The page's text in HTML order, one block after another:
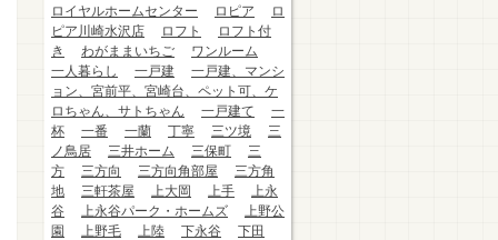
ロイヤルホームセンター
ロピア
ロ
ピア川崎水沢店
ロフト
ロフト付
き
わがままいちご
ワンルーム
一人暮らし
一戸建
一戸建、マンシ
ョン、宮前平、宮崎台、ペット可、ケ
ロちゃん、サトちゃん
一戸建て
一
杯
一番 一蘭 丁寧 三ツ境
三
ノ鳥居
三井ホーム 三保町
三
方
三方向 三方向角部屋
三方角
地
三軒茶屋 上大岡 上手
上永
谷
上永谷パーク・ホームズ
上野公
園
上野毛 上陸 下永谷
下田